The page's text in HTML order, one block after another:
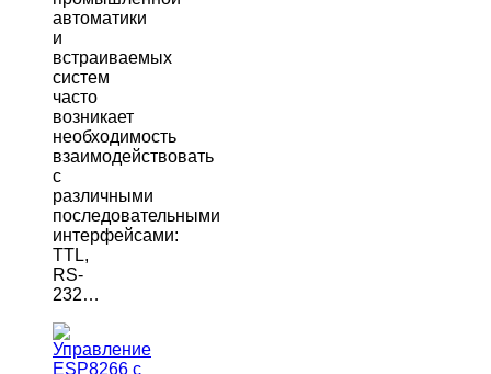
автоматики
и
встраиваемых
систем
часто
возникает
необходимость
взаимодействовать
с
различными
последовательными
интерфейсами:
TTL,
RS-
232…